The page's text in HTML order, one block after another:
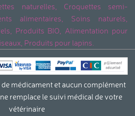
naturelles, Croquettes semi-
alimentaires, Soins naturels,
Produits BIO, Alimentation pour
Produits pour lapins.
médicament et aucun complément
remplace le suivi médical de votre
vétérinaire